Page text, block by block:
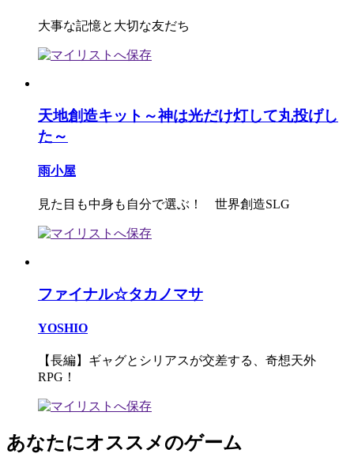
大事な記憶と大切な友だち
天地創造キット～神は光だけ灯して丸投げし
た～
雨小屋
見た目も中身も自分で選ぶ！ 世界創造SLG
ファイナル☆タカノマサ
YOSHIO
【長編】ギャグとシリアスが交差する、奇想天外
RPG！
あなたにオススメのゲーム